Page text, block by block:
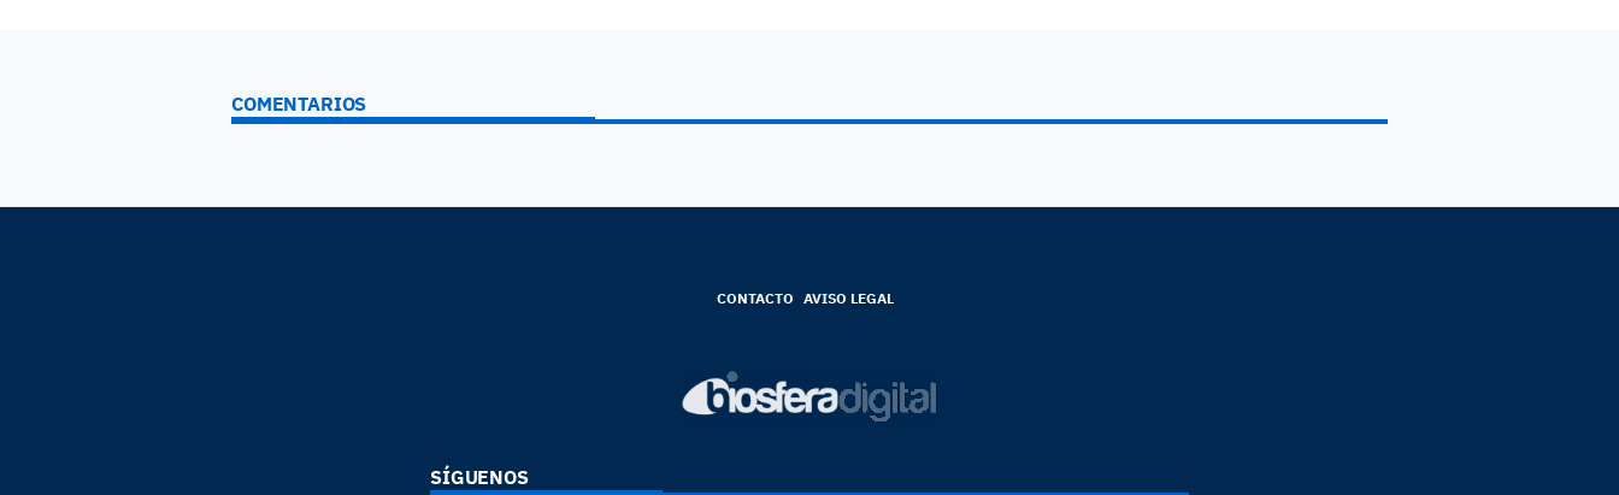
COMENTARIOS
CONTACTO AVISO LEGAL
SÍGUENOS